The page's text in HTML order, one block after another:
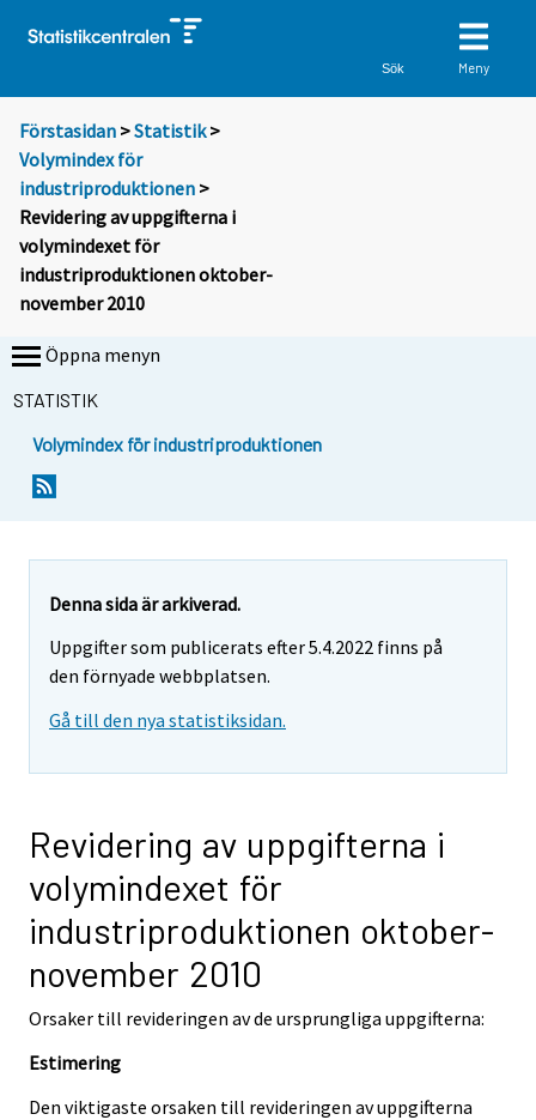
Sök Meny
Förstasidan >Statistik >
Volymindex för
industriproduktionen >
Revidering av uppgifterna i
volymindexet för
industriproduktionen oktober-
november 2010
Öppna menyn
STATISTIK
Volymindex för industriproduktionen
Denna sida är arkiverad.
Uppgifter som publicerats efter 5.4.2022 finns på
den förnyade webbplatsen.
Gå till den nya statistiksidan.
Revidering av uppgifterna i
volymindexet för
industriproduktionen oktober-
november 2010
Orsaker till revideringen av de ursprungliga uppgifterna:
Estimering
Den viktigaste orsaken till revideringen av uppgifterna